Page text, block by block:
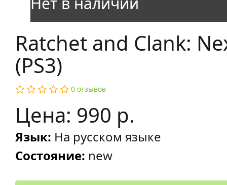
Ratchet and Clank:
(PS3)
0 отзывов
Цена: 990 р.
Язык: На русском языке
Состояние: new